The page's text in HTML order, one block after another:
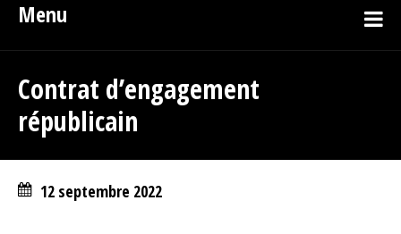
Menu
Contrat d’engagement
républicain
12 septembre 2022